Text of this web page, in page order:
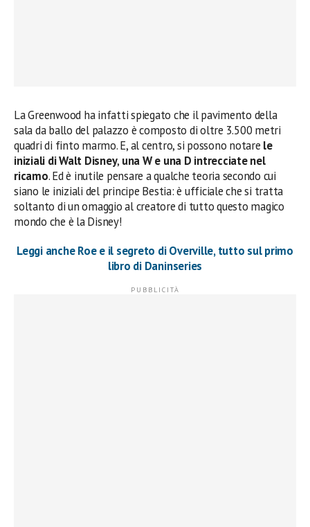
La Greenwood ha infatti spiegato che il pavimento della
sala da ballo del palazzo è composto di oltre 3.500 metri
quadri di finto marmo. E, al centro, si possono notare le
iniziali di Walt Disney, una W e una D intrecciate nel
ricamo. Ed è inutile pensare a qualche teoria secondo cui
siano le iniziali del principe Bestia: è ufficiale che si tratta
soltanto di un omaggio al creatore di tutto questo magico
mondo che è la Disney!
Leggi anche Roe e il segreto di Overville, tutto sul primo
libro di Daninseries